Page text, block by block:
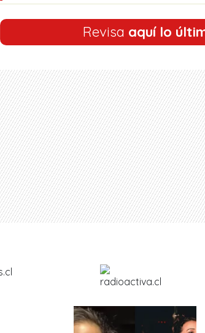
Revisa aquí lo